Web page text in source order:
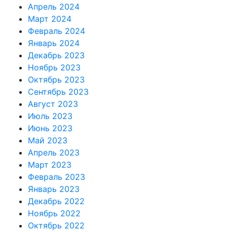
Апрель 2024
Март 2024
Февраль 2024
Январь 2024
Декабрь 2023
Ноябрь 2023
Октябрь 2023
Сентябрь 2023
Август 2023
Июль 2023
Июнь 2023
Май 2023
Апрель 2023
Март 2023
Февраль 2023
Январь 2023
Декабрь 2022
Ноябрь 2022
Октябрь 2022